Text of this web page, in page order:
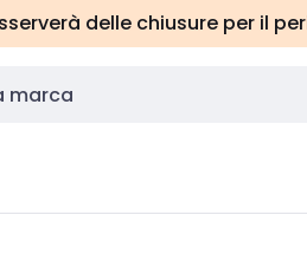
delle chiusure per il